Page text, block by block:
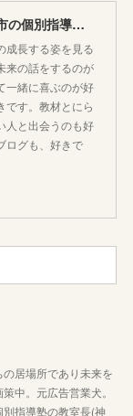
「第二の家」ブログ｜藤沢市の個別指導塾のお話
成長する姿を見る
来の話をするのが
一緒に喜ぶのが好
です。教材とにら
人と出会うのも好
ログも、好きで
居場所であり未来を
中。元広告営業犬。
指導塾の教室長(神